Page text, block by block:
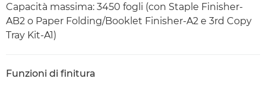
Capacità massima: 3450 fogli (con Staple Finisher-
AB2 o Paper Folding/Booklet Finisher-A2 e 3rd Copy
Tray Kit-A1)
Funzioni di finitura